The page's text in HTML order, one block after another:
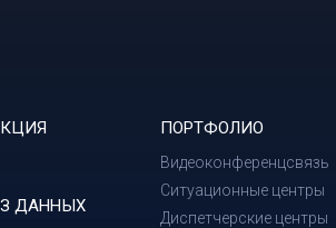
ДАННЫХ
ПОРТФОЛИО
Видеоконференцсвязь
Ситуационные центры
Диспетчерские центры